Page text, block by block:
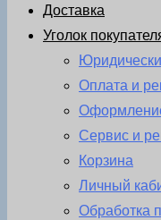
Доставка
Уголок
Оплата и
Сервис и
Корзина
Личный
Обработка